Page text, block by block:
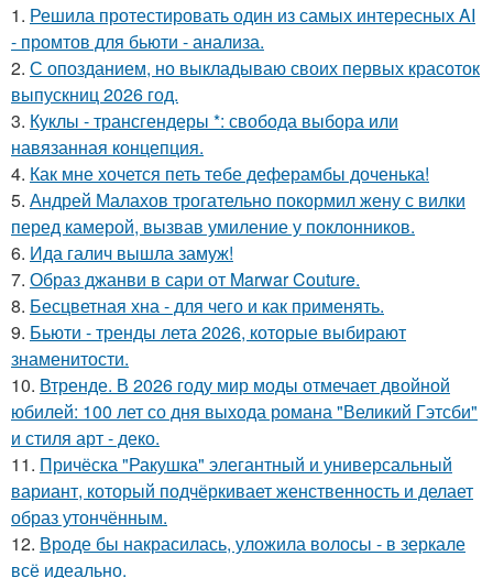
1. Решила протестировать один из самых интересных AI
- промтов для бьюти - анализа.
2. С опозданием, но выкладываю своих первых красоток
выпускниц 2026 год.
3. Куклы - трансгендеры *: свобода выбора или
навязанная концепция.
4. Как мне хочется петь тебе деферамбы доченька!
5. Андрей Малахов трогательно покормил жену с вилки
перед камерой, вызвав умиление у поклонников.
6. Ида галич вышла замуж!
7. Образ джанви в сари от Marwar Couture.
8. Бесцветная хна - для чего и как применять.
9. Бьюти - тренды лета 2026, которые выбирают
знаменитости.
10. Втренде. В 2026 году мир моды отмечает двойной
юбилей: 100 лет со дня выхода романа "Великий Гэтсби"
и стиля арт - деко.
11. Причёска "Ракушка" элегантный и универсальный
вариант, который подчёркивает женственность и делает
образ утончённым.
12. Вроде бы накрасилась, уложила волосы - в зеркале
всё идеально.